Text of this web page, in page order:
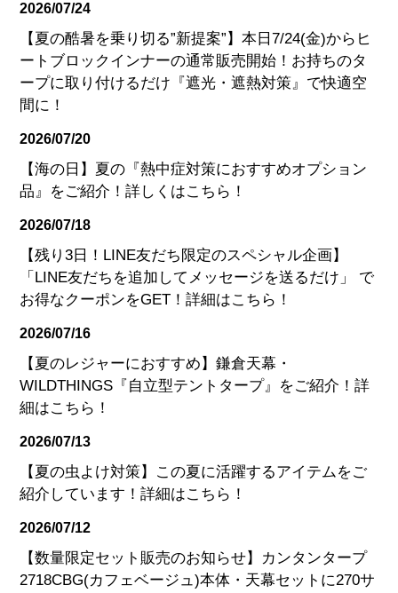
2026/07/24
【夏の酷暑を乗り切る”新提案”】本日7/24(金)からヒ
ートブロックインナーの通常販売開始！お持ちのタ
ープに取り付けるだけ『遮光・遮熱対策』で快適空
間に！
2026/07/20
【海の日】夏の『熱中症対策におすすめオプション
品』をご紹介！詳しくはこちら！
2026/07/18
【残り3日！LINE友だち限定のスペシャル企画】
「LINE友だちを追加してメッセージを送るだけ」 で
お得なクーポンをGET！詳細はこちら！
2026/07/16
【夏のレジャーにおすすめ】鎌倉天幕・
WILDTHINGS『自立型テントタープ』をご紹介！詳
細はこちら！
2026/07/13
【夏の虫よけ対策】この夏に活躍するアイテムをご
紹介しています！詳細はこちら！
2026/07/12
【数量限定セット販売のお知らせ】カンタンタープ
2718CBG(カフェベージュ)本体・天幕セットに270サ